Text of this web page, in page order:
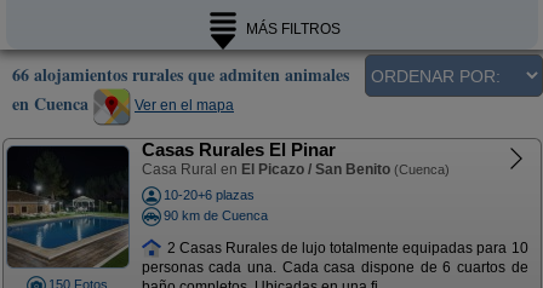
MÁS FILTROS
66 alojamientos rurales que admiten animales
en Cuenca
Ver en el mapa
150 Fotos
Casas Rurales El Pinar
Casa Rural en El Picazo / San Benito (Cuenca)
10-20+6 plazas
90 km de Cuenca
2 Casas Rurales de lujo totalmente equipadas para 10
personas cada una. Cada casa dispone de 6 cuartos de